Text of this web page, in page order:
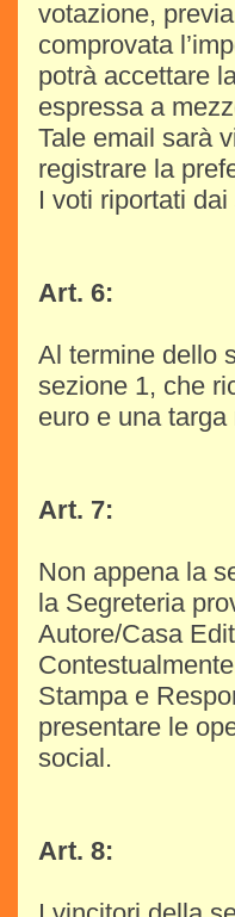
votazione,
comprovata
potrà accettare
espressa a
Tale email sarà
registrare la
I voti riportati
Art. 6:
Al termine dello
sezione 1, che
euro e una targa
Art. 7:
Non appena la
la Segreteria
Autore/Casa
Stampa e
presentare le
social.
Art. 8: